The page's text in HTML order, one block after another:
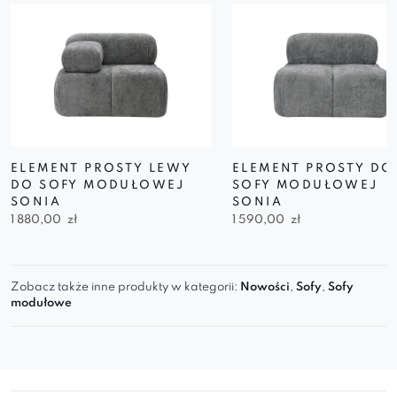
ELEMENT PROSTY LEWY
DO SOFY MODUŁOWEJ
SONIA
1 880,00
zł
ELEMENT PROSTY DO
SOFY MODUŁOWEJ
SONIA
1 590,00
zł
Zobacz także inne produkty w kategorii: Nowości, Sofy, Sofy
modułowe